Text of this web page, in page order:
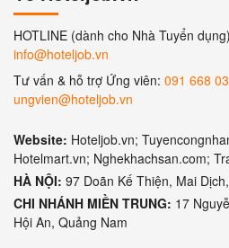
HOTLINE (dành cho Nhà Tuyển
info@hoteljob.vn
Tư vấn & hỗ trợ Ứng viên: 091 668
ungvien@hoteljob.vn
Website: Hoteljob.vn;
Hotelmart.vn; Nghekhachsan.com;
HÀ NỘI: 97 Doãn Kế Thiện, Mai
CHI NHÁNH MIỀN TRUNG: 17
Hội An, Quảng Nam